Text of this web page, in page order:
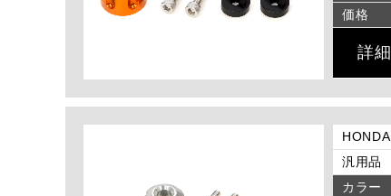
価格
詳細
汎用品
カラー